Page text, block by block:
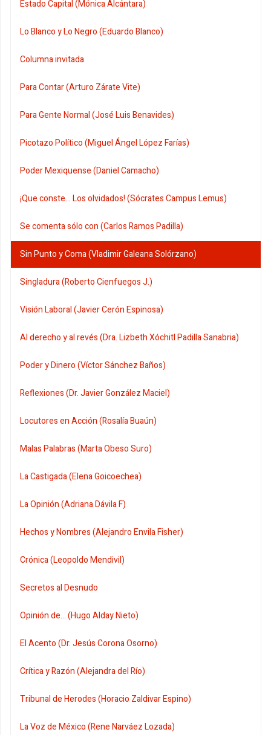
Estado Capital (Mónica Alcántara)
Lo Blanco y Lo Negro (Eduardo Blanco)
Columna invitada
Para Contar (Arturo Zárate Vite)
Para Gente Normal (José Luis Benavides)
Picotazo Político (Miguel Ángel López Farías)
Poder Mexiquense (Daniel Camacho)
¡Que conste... Los olvidados! (Sócrates Campus Lemus)
Se comenta sólo con (Carlos Ramos Padilla)
Sin Punto y Coma (Vladimir Galeana Solórzano)
Singladura (Roberto Cienfuegos J.)
Visión Laboral (Javier Cerón Espinosa)
Al derecho y al revés (Dra. Lizbeth Xóchitl Padilla Sanabria)
Poder y Dinero (Víctor Sánchez Baños)
Reflexiones (Dr. Javier González Maciel)
Locutores en Acción (Rosalía Buaún)
Malas Palabras (Marta Obeso Suro)
La Castigada (Elena Goicoechea)
La Opinión (Adriana Dávila F)
Hechos y Nombres (Alejandro Envila Fisher)
Crónica (Leopoldo Mendivil)
Secretos al Desnudo
Opinión de... (Hugo Alday Nieto)
El Acento (Dr. Jesús Corona Osorno)
Crítica y Razón (Alejandra del Río)
Tribunal de Herodes (Horacio Zaldivar Espino)
La Voz de México (Rene Narváez Lozada)